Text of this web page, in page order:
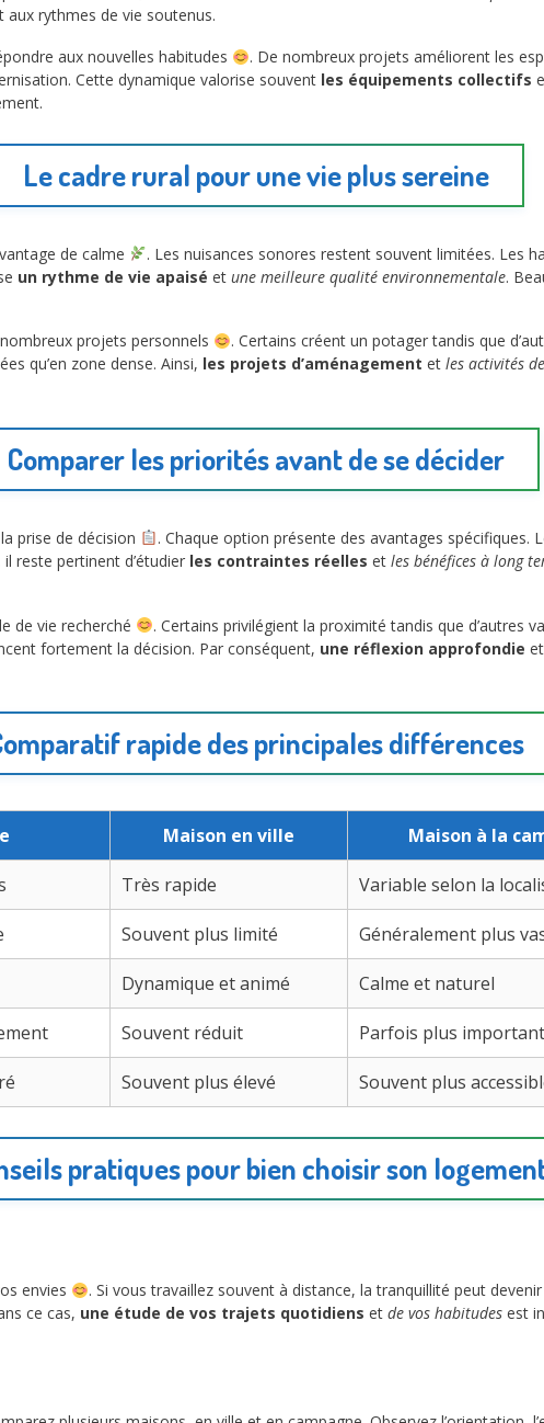
rythmes de vie soutenus.
aux nouvelles habitudes
. De nombreux projets améliorent les
Cette dynamique valorise souvent les équipements collectifs
Le cadre rural pour une vie plus sereine
de calme
. Les nuisances sonores restent souvent limitées. Les
un rythme de vie apaisé et une meilleure qualité environnementale.
projets personnels
. Certains créent un potager tandis que
qu’en zone dense. Ainsi, les projets d’aménagement et les activités
Comparer les priorités avant de se décider
prise de décision
. Chaque option présente des avantages spécifiques.
reste pertinent d’étudier les contraintes réelles et les bénéfices à long
de vie recherché
. Certains privilégient la proximité tandis que d’autres
fortement la décision. Par conséquent, une réflexion approfondie et
rapide des principales différences
Maison en ville Maison à la
Très rapide Variable selon la
Souvent plus limité Généralement plus
Dynamique et animé Calme et naturel
Souvent réduit Parfois plus important
Souvent plus élevé Souvent plus
pratiques pour bien choisir son
envies
. Si vous travaillez souvent à distance, la tranquillité peut
ce cas, une étude de vos trajets quotidiens et de vos habitudes est